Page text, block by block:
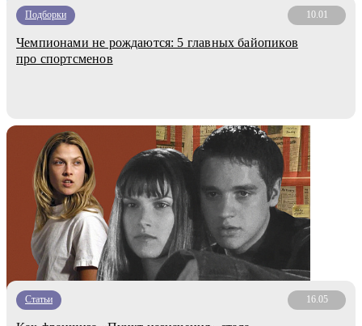
Подборки 10.01
Чемпионами не рождаются: 5 главных байопиков
про спортсменов
Статьи 16.05